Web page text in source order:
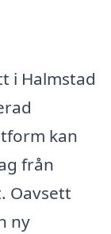
i Halmstad
kan
från
Oavsett
ny